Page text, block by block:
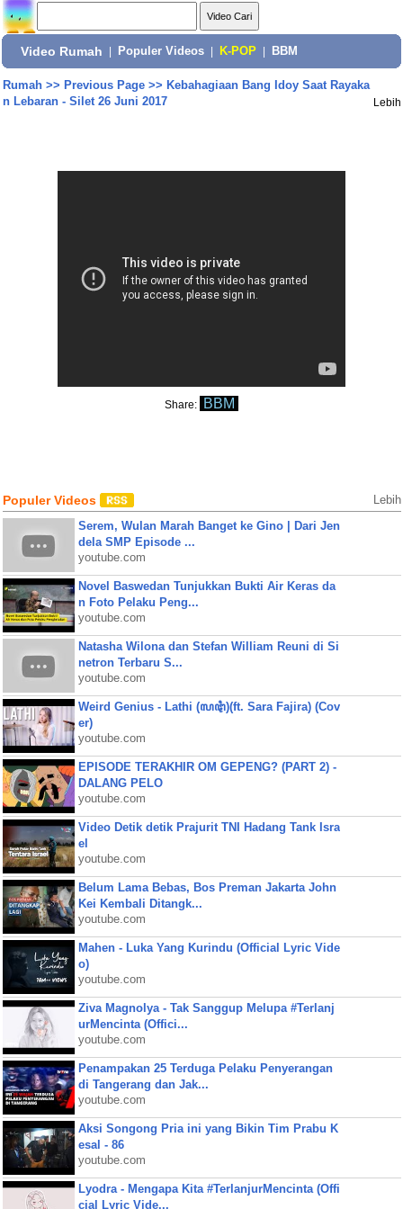
Video Rumah Populer Videos K-POP BBM
Rumah>> Previous Page>> Kebahagiaan Bang Idoy Saat Rayaka
n Lebaran - Silet 26 Juni 2017
Lebih
Share: BBM
Populer Videos Lebih
Serem, Wulan Marah Banget ke Gino | Dari Jen
dela SMP Episode ...
youtube.com
Novel Baswedan Tunjukkan Bukti Air Keras da
n Foto Pelaku Peng...
youtube.com
Natasha Wilona dan Stefan William Reuni di Si
netron Terbaru S...
youtube.com
Weird Genius - Lathi (ꦭꦛꦶ)(ft. Sara Fajira) (Cov
er)
youtube.com
EPISODE TERAKHIR OM GEPENG? (PART 2) -
DALANG PELO
youtube.com
Video Detik detik Prajurit TNI Hadang Tank Isra
el
youtube.com
Belum Lama Bebas, Bos Preman Jakarta John
Kei Kembali Ditangk...
youtube.com
Mahen - Luka Yang Kurindu (Official Lyric Vide
o)
youtube.com
Ziva Magnolya - Tak Sanggup Melupa #Terlanj
urMencinta (Offici...
youtube.com
Penampakan 25 Terduga Pelaku Penyerangan
di Tangerang dan Jak...
youtube.com
Aksi Songong Pria ini yang Bikin Tim Prabu K
esal - 86
youtube.com
Lyodra - Mengapa Kita #TerlanjurMencinta (Offi
cial Lyric Vide...